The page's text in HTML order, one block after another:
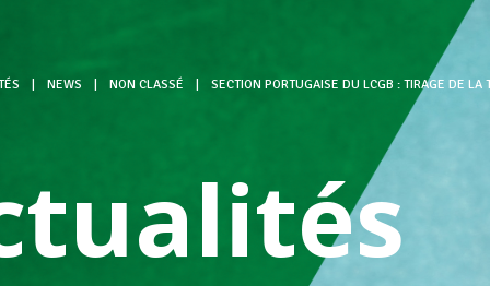
NEWS NON CLASSÉ SECTION PORTUGAISE DU LCGB : TIRAGE DE LA